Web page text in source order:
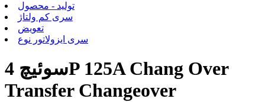
تولید - محصول
سری کم ولتاژ
تعویض
سری ایزولاتور نوع
سوئیچ 4P 125A Chang Over
Transfer Changeover